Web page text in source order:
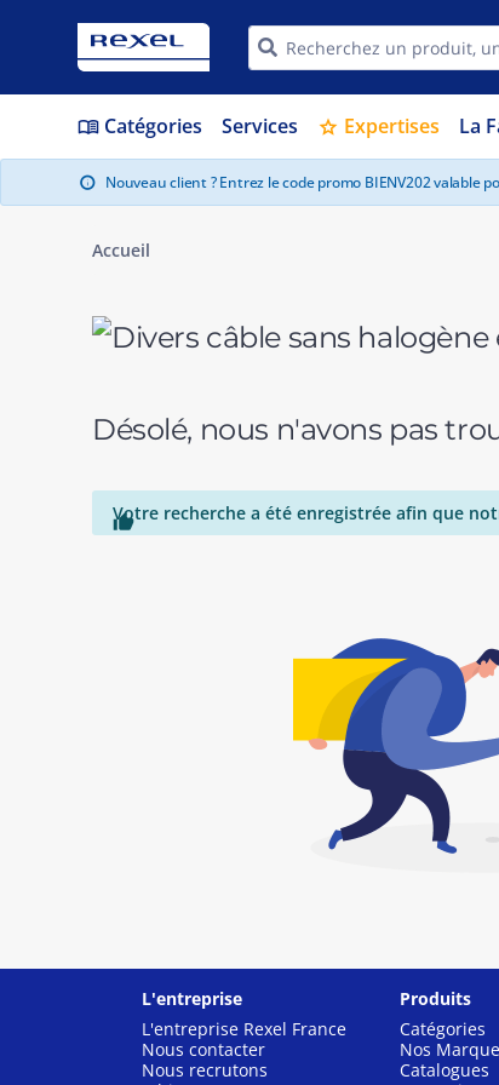
menu_book Catégories Services star Expertises La
info Nouveau client ? Entrez le code promo BIENV202 valable
Accueil
Désolé, nous n'avons pas

Votre recherche a été enregistrée afin que
L'entreprise
L'entreprise Rexel France
Nous contacter
Nous recrutons
Produits
Catégories
Nos
Catalogues